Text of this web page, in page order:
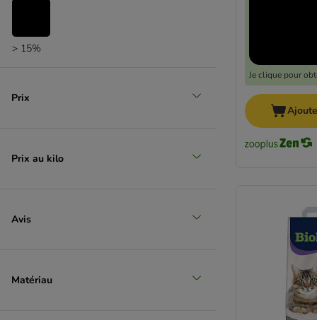
> 15%
Prix
Prix au kilo
Avis
Matériau
Je clique pour